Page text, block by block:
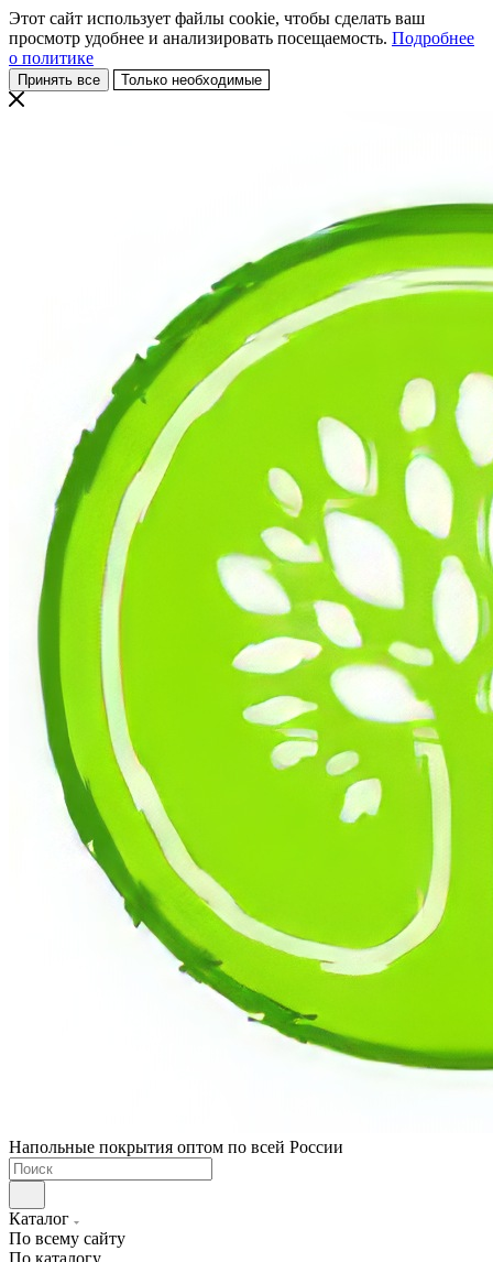
Этот сайт использует файлы cookie, чтобы сделать ваш
просмотр удобнее и анализировать посещаемость. Подробнее
о политике
Принять все Только необходимые
Напольные покрытия оптом по всей России
Каталог
По всему сайту
По каталогу